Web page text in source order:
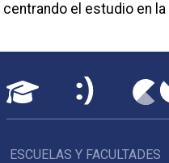
centrando el estudio en la
ESCUELAS Y FACULTADES